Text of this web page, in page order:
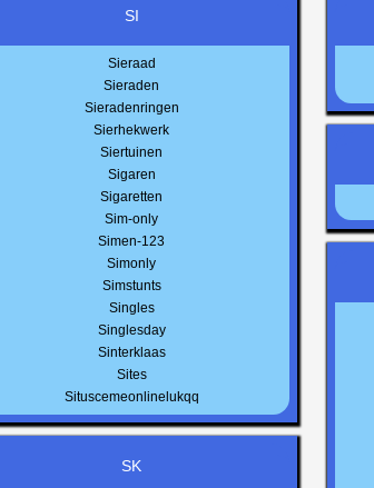
SI
Sieraad
Sieraden
Sieradenringen
Sierhekwerk
Siertuinen
Sigaren
Sigaretten
Sim-only
Simen-123
Simonly
Simstunts
Singles
Singlesday
Sinterklaas
Sites
Situscemeonlinelukqq
SK